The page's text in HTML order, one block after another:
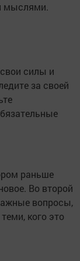
мыслями.
силы и
за своей
раньше
Во второй
вопросы,
кого это